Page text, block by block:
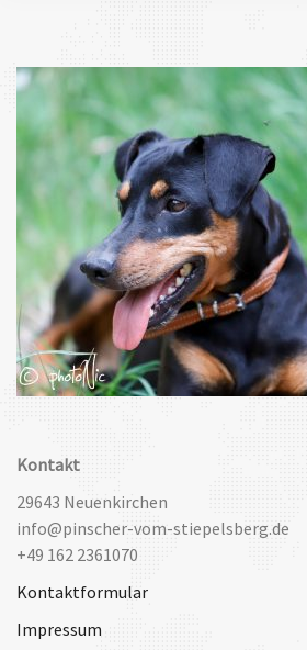
Kontakt
29643 Neuenkirchen
info@pinscher-vom-stiepelsberg.de
+49 162 2361070
Kontaktformular
Impressum